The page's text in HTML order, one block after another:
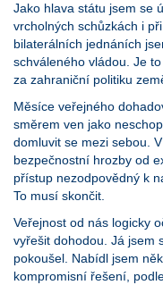
Jako hlava státu jsem se
vrcholných schůzkách i
bilaterálních jednáních
schváleného vládou. Je
za zahraniční politiku
Měsíce veřejného
směrem ven jako
domluvit se mezi sebou.
bezpečnostní hrozby od
přístup nezodpovědný k
To musí skončit.
Veřejnost od nás logicky
vyřešit dohodou. Já jsem
pokoušel. Nabídl jsem
kompromisní řešení,